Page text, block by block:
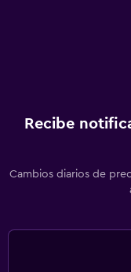
Recibe
Cambios diarios de